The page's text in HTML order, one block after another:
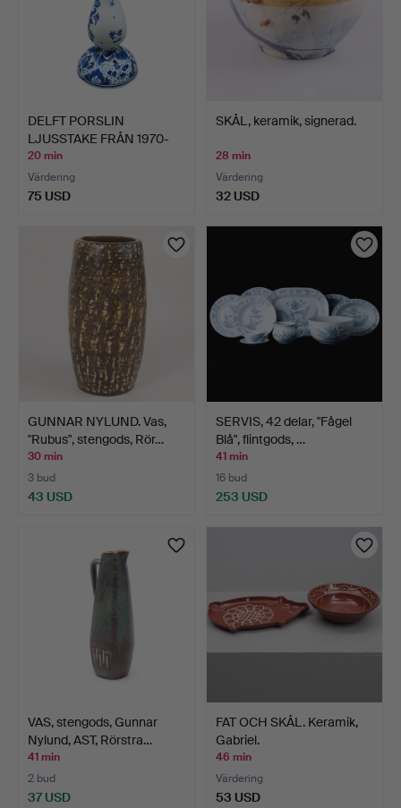
DELFT PORSLIN
LJUSSTAKE FRÅN 1970-
TALET.
20 min
Värdering
75 USD
SKÅL, keramik, signerad.
28 min
Värdering
32 USD
GUNNAR NYLUND. Vas,
"Rubus", stengods, Rör…
30 min
3 bud
43 USD
SERVIS, 42 delar, "Fågel
Blå", flintgods, …
41 min
16 bud
253 USD
VAS, stengods, Gunnar
Nylund, AST, Rörstra…
41 min
2 bud
37 USD
FAT OCH SKÅL. Keramik,
Gabriel.
46 min
Värdering
53 USD